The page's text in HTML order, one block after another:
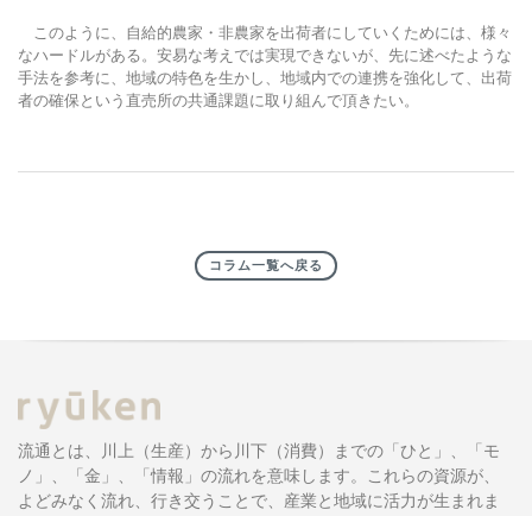
このように、自給的農家・非農家を出荷者にしていくためには、様々
なハードルがある。安易な考えでは実現できないが、先に述べたような
手法を参考に、地域の特色を生かし、地域内での連携を強化して、出荷
者の確保という直売所の共通課題に取り組んで頂きたい。
コラム一覧へ戻る
流通とは、川上（生産）から川下（消費）までの「ひと」、「モ
ノ」、「金」、「情報」の流れを意味します。これらの資源が、
よどみなく流れ、行き交うことで、産業と地域に活力が生まれま